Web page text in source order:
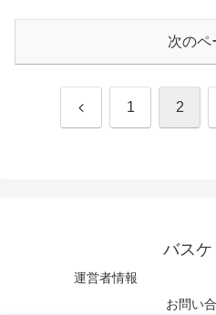
次のペ
前 1 2
バスケ
運営者情報
お問い